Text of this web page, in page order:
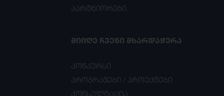
პარტნიორები
ᲛᲘᲘᲦᲔ ᲩᲕᲔᲜᲘ ᲛᲮᲐᲠᲓᲐᲭᲔᲠᲐ
კონკურსი
პროგრამები / პროექტები
კონსულტაცია